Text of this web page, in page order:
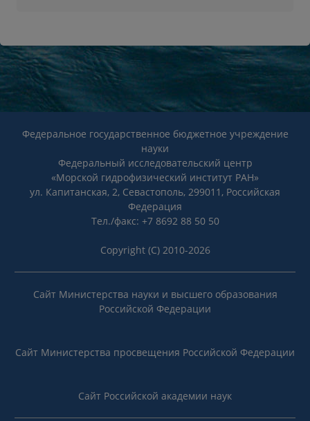
Федеральное государственное бюджетное учреждение
науки
Федеральный исследовательский центр
«Морской гидрофизический институт РАН»
ул. Капитанская, 2, Севастополь, 299011, Российская
Федерация
Тел./факс: +7 8692 88 50 50
Copyright (C) 2010-2026
Сайт Министерства науки и высшего образования
Российской Федерации
Сайт Министерства просвещения Российской Федерации
Сайт Российской академии наук